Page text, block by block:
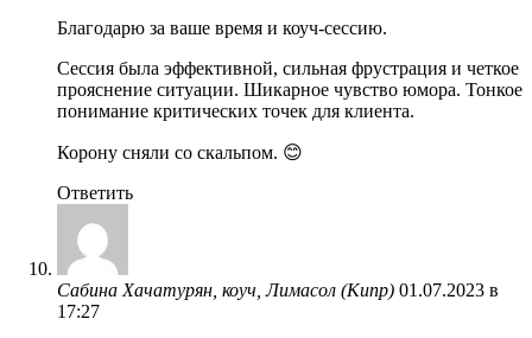
Благодарю за ваше время и коуч-сессию.
Сессия была эффективной, сильная фрустрация и четкое
прояснение ситуации. Шикарное чувство юмора. Тонкое
понимание критических точек для клиента.
Корону сняли со скальпом. 😊
Ответить
Сабина Хачатурян, коуч, Лимасол (Кипр) 01.07.2023 в
17:27